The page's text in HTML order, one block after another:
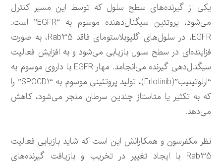
یکی از گیرنده‌های سطح سلول که توسط این مسیر کنترل
می‌شود، پروتئین‌ سیگنال‌دهنده موسوم به “EGFR” است.
EGFR، در سلول‌های گلیوبلاستومای فاقد Rab35، به صورت
فزاینده‌ای در سطح سلول بازیابی می‌شود و به افزایش فعالیت
سیگنال‌دهی گیرنده می‌انجامد. مهار EGFR با داروی موسوم به
“ارلوتینیب”(Erlotinib)، تولید پروتئینی موسوم به “SPOCD1” را
که به تکثیر یا متاستاز چندین سرطان منجر می‌شود، کاهش
می‌دهد.
نظر مکفرسون و همکارانش این است که شاید بازیابی فعالیت
Rab35 با ایجاد تغییر در تخریب و بازیافت گیرنده‌های